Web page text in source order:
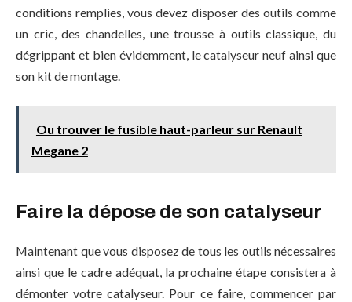
conditions remplies, vous devez disposer des outils comme
un cric, des chandelles, une trousse à outils classique, du
dégrippant et bien évidemment, le catalyseur neuf ainsi que
son kit de montage.
Ou trouver le fusible haut-parleur sur Renault
Megane 2
Faire la dépose de son catalyseur
Maintenant que vous disposez de tous les outils nécessaires
ainsi que le cadre adéquat, la prochaine étape consistera à
démonter votre catalyseur. Pour ce faire, commencer par